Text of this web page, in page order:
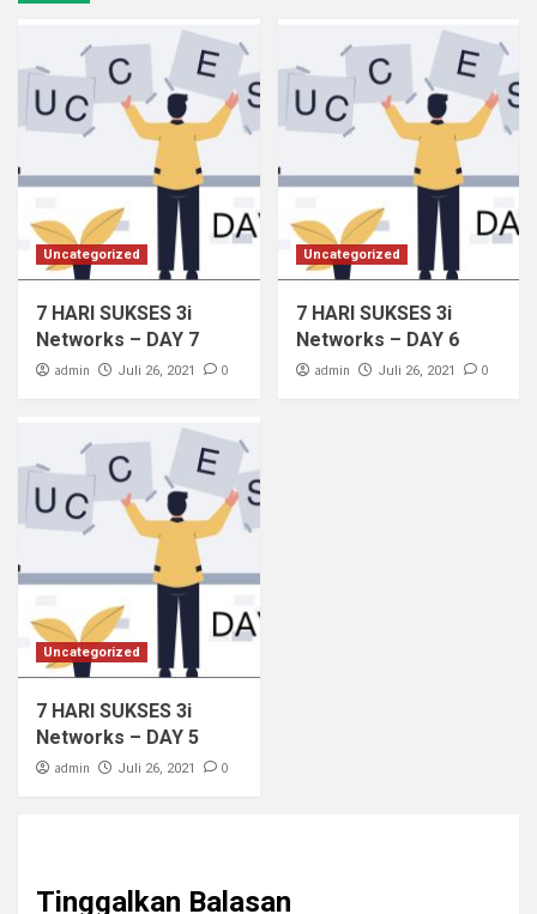
Uncategorized
7 HARI SUKSES 3i
Networks – DAY 7
admin Juli 26, 2021 0
Uncategorized
7 HARI SUKSES 3i
Networks – DAY 6
admin Juli 26, 2021 0
Uncategorized
7 HARI SUKSES 3i
Networks – DAY 5
admin Juli 26, 2021 0
Tinggalkan Balasan